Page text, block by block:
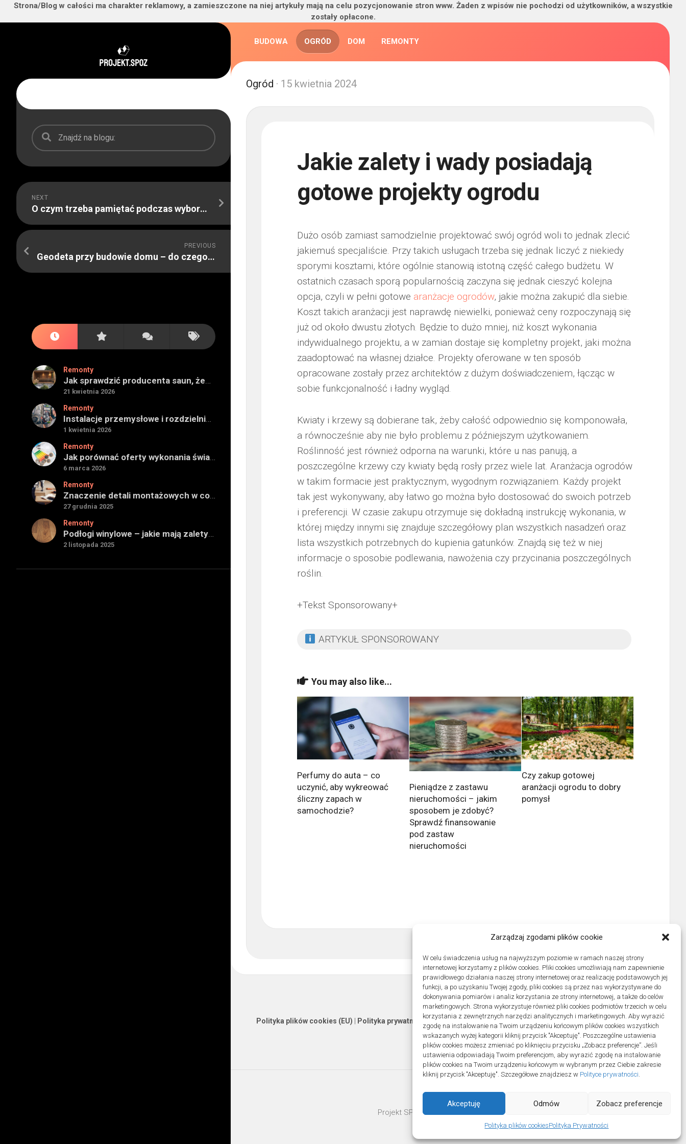
Zarządzaj zgodami plików cookie
W celu świadczenia usług na najwyższym poziomie w ramach naszej strony
internetowej korzystamy z plików cookies. Pliki cookies umożliwiają nam zapewnienie
prawidłowego działania naszej strony internetowej oraz realizację podstawowych jej
funkcji, a po uzyskaniu Twojej zgody, pliki cookies są przez nas wykorzystywane do
dokonywania pomiarów i analiz korzystania ze strony internetowej, a także do celów
marketingowych. Strona wykorzystuje również pliki cookies podmiotów trzecich w celu
korzystania z zewnętrznych narzędzi analitycznych i marketingowych. Aby wyrazić
zgodę na instalowanie na Twoim urządzeniu końcowym plików cookies wszystkich
wskazanych wyżej kategorii kliknij przycisk "Akceptuję". Poszczególne ustawienia
plików cookies możesz zmieniać po kliknięciu przycisku „Zobacz preferencje”. Jeśli
ustawienia odpowiadają Twoim preferencjom, aby wyrazić zgodę na instalowanie
plików cookies na Twoim urządzeniu końcowym w wybranym przez Ciebie zakresie
kliknij przycisk "Akceptuję". Szczegółowe znajdziesz w Polityce prywatności.
Akceptuję Odmów Zobacz preferencje
Polityka plików cookiesPolityka Prywatności
Strona/Blog w całości ma charakter reklamowy, a zamieszczone na niej artykuły mają na celu pozycjonowanie stron www. Żaden z wpisów nie pochodzi od użytkowników, a wszystkie
zostały opłacone.
NEXT
O czym trzeba pamiętać podczas wyboru nagrobka
PREVIOUS
Geodeta przy budowie domu – do czego będzie potrzebny
Remonty
Jak sprawdzić producenta saun, żeby projekt miał sens na lata
21 kwietnia 2026
Remonty
Instalacje przemysłowe i rozdzielnie — jak ocenić wykonawcę do obiektu technicznego
1 kwietnia 2026
Remonty
Jak porównać oferty wykonania świadectwa energetycznego bez wpadek
6 marca 2026
Remonty
Znaczenie detali montażowych w codziennej pracy technicznej
27 grudnia 2025
Remonty
Podłogi winylowe – jakie mają zalety w porównaniu z drewnianymi
2 listopada 2025
BUDOWA OGRÓD DOM REMONTY
Ogród · 15 kwietnia 2024
Jakie zalety i wady posiadają
gotowe projekty ogrodu
Dużo osób zamiast samodzielnie projektować swój ogród woli to jednak zlecić
jakiemuś specjaliście. Przy takich usługach trzeba się jednak liczyć z niekiedy
sporymi kosztami, które ogólnie stanowią istotną część całego budżetu. W
ostatnich czasach sporą popularnością zaczyna się jednak cieszyć kolejna
opcja, czyli w pełni gotowe aranżacje ogrodów, jakie można zakupić dla siebie.
Koszt takich aranżacji jest naprawdę niewielki, ponieważ ceny rozpoczynają się
już od około dwustu złotych. Będzie to dużo mniej, niż koszt wykonania
indywidualnego projektu, a w zamian dostaje się kompletny projekt, jaki można
zaadoptować na własnej działce. Projekty oferowane w ten sposób
opracowane zostały przez architektów z dużym doświadczeniem, łącząc w
sobie funkcjonalność i ładny wygląd.
Kwiaty i krzewy są dobierane tak, żeby całość odpowiednio się komponowała,
a równocześnie aby nie było problemu z późniejszym użytkowaniem.
Roślinność jest również odporna na warunki, które u nas panują, a
poszczególne krzewy czy kwiaty będą rosły przez wiele lat. Aranżacja ogrodów
w takim formacie jest praktycznym, wygodnym rozwiązaniem. Każdy projekt
tak jest wykonywany, aby łatwo go można było dostosować do swoich potrzeb
i preferencji. W czasie zakupu otrzymuje się dokładną instrukcję wykonania, w
której między innymi się znajduje szczegółowy plan wszystkich nasadzeń oraz
lista wszystkich potrzebnych do kupienia gatunków. Znajdą się też w niej
informacje o sposobie podlewania, nawożenia czy przycinania poszczególnych
roślin.
+Tekst Sponsorowany+
ARTYKUŁ SPONSOROWANY
You may also like...
Perfumy do auta – co
uczynić, aby wykreować
śliczny zapach w
samochodzie?
Pieniądze z zastawu
nieruchomości – jakim
sposobem je zdobyć?
Sprawdź finansowanie
pod zastaw
nieruchomości
Czy zakup gotowej
aranżacji ogrodu to dobry
pomysł
Polityka plików cookies (EU) Polityka prywatności
Projekt SPOZ © 2026. All Rights Reserved.